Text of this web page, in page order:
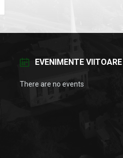
EVENIMENTE VIITOARE
There are no events